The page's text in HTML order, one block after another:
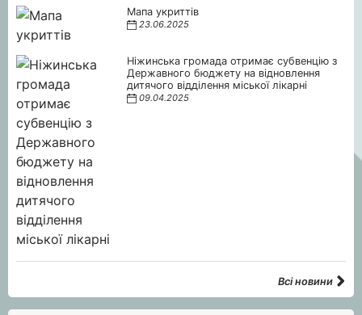
Мапа укриттів
23.06.2025
Ніжинська громада отримає субвенцію з
Державного бюджету на відновлення
дитячого відділення міської лікарні
09.04.2025
Всі новини